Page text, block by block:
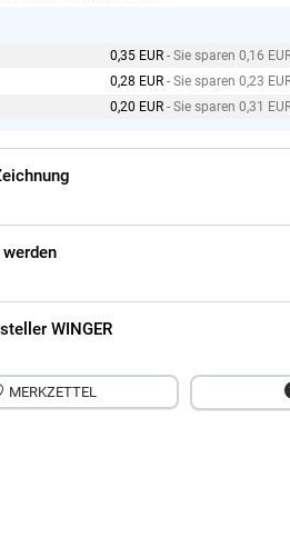
0,35 EUR - Sie sparen 0,16
0,28 EUR - Sie sparen 0,23
0,20 EUR - Sie sparen 0,31
WINGER
MERKZETTEL